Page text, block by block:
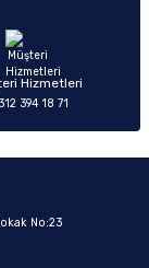
Hizmetleri
394 18 71
No:23